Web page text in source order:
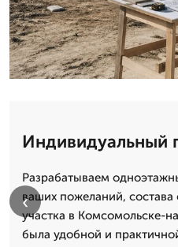
Индивидуальный
Разрабатываем
ваших пожеланий,
участка в Комсомольске-
была удобной и
‹